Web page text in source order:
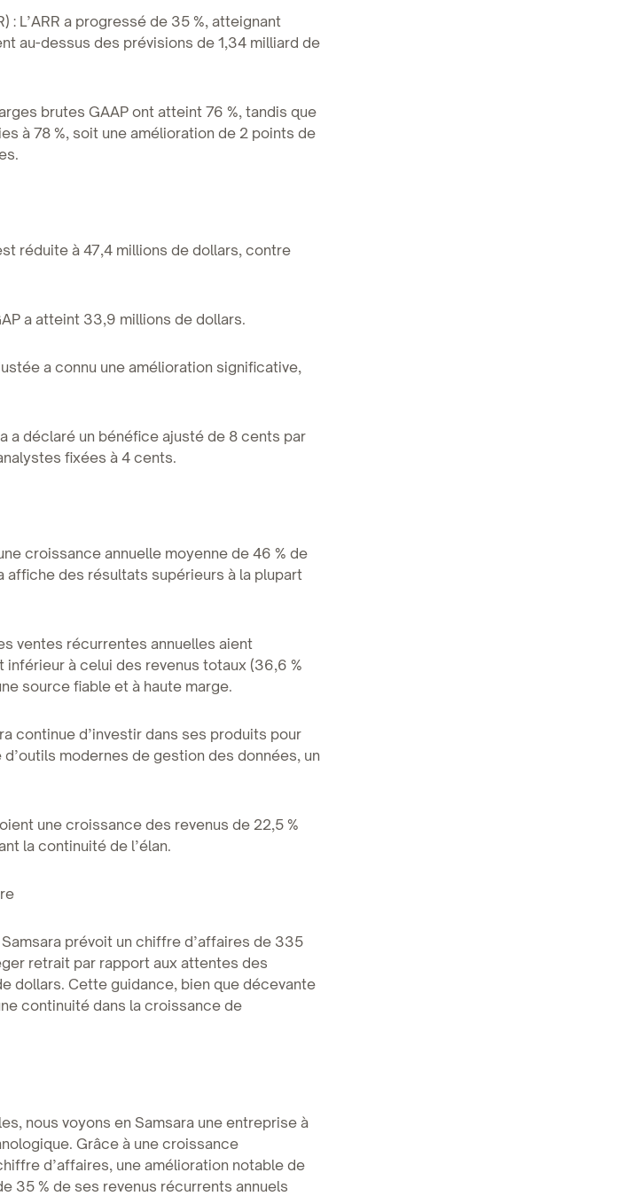
: L’ARR a progressé de 35 %, atteignant
au-dessus des prévisions de 1,34 milliard de
brutes GAAP ont atteint 76 %, tandis que
à 78 %, soit une amélioration de 2 points de
réduite à 47,4 millions de dollars, contre
a atteint 33,9 millions de dollars.
a connu une amélioration significative,
a déclaré un bénéfice ajusté de 8 cents par
fixées à 4 cents.
croissance annuelle moyenne de 46 % de
affiche des résultats supérieurs à la plupart
ventes récurrentes annuelles aient
à celui des revenus totaux (36,6 %
source fiable et à haute marge.
continue d’investir dans ses produits pour
modernes de gestion des données, un
une croissance des revenus de 22,5 %
la continuité de l’élan.
prévoit un chiffre d’affaires de 335
retrait par rapport aux attentes des
dollars. Cette guidance, bien que décevante
continuité dans la croissance de
nous voyons en Samsara une entreprise à
Grâce à une croissance
d’affaires, une amélioration notable de
35 % de ses revenus récurrents annuels